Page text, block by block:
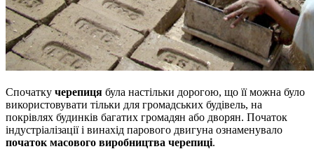
Спочатку черепиця була настільки дорогою, що її можна було
використовувати тільки для громадських будівель, на
покрівлях будинків багатих громадян або дворян. Початок
індустріалізації і винахід парового двигуна ознаменувало
початок масового виробництва черепиці.